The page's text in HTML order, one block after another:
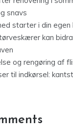
snavs
starter i din egen
kan
og rengøring af
til indkørsel: